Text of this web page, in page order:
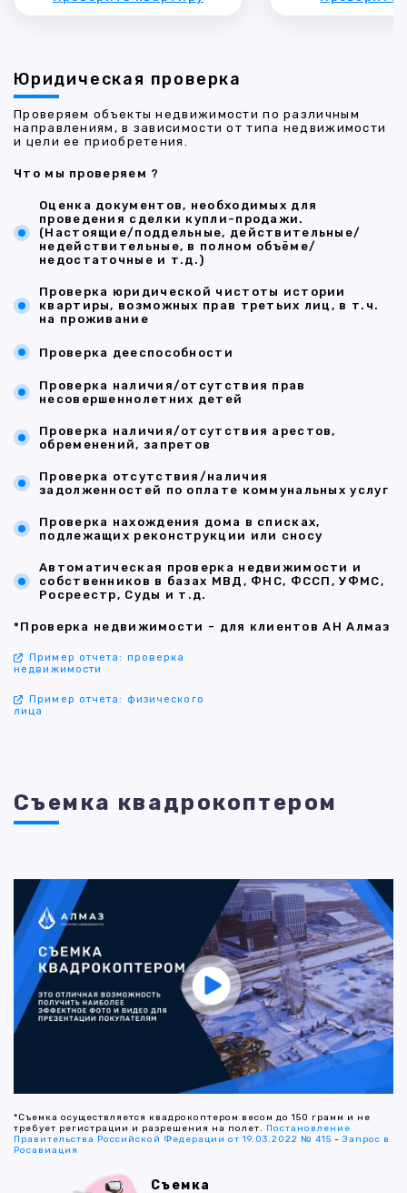
Юридическая проверка
Проверяем объекты недвижимости по различным
направлениям, в зависимости от типа недвижимости
и цели ее приобретения.
Что мы проверяем ?
Оценка документов, необходимых для
проведения сделки купли-продажи.
(Настоящие/поддельные, действительные/
недействительные, в полном объёме/
недостаточные и т.д.)
Проверка юридической чистоты истории
квартиры, возможных прав третьих лиц, в т.ч.
на проживание
Проверка дееспособности
Проверка наличия/отсутствия прав
несовершеннолетних детей
Проверка наличия/отсутствия арестов,
обременений, запретов
Проверка отсутствия/наличия
задолженностей по оплате коммунальных услуг
Проверка нахождения дома в списках,
подлежащих реконструкции или сносу
Автоматическая проверка недвижимости и
собственников в базах МВД, ФНС, ФССП, УФМС,
Росреестр, Суды и т.д.
*Проверка недвижимости - для клиентов АН Алмаз
Пример отчета: проверка
недвижимости
Пример отчета: физического
лица
Съемка квадрокоптером
*Съемка осуществляется квадрокоптером весом до 150 грамм и не
требует регистрации и разрешения на полет. Постановление
Правительства Российской Федерации от 19.03.2022 № 415 -Запрос в
Росавиация
Съемка